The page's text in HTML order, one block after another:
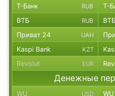
Т-Банк RUB Т-
ВТБ RUB ВТБ
Приват 24 UAH
Kaspi Bank KZT
Revolut EUR
Денежные
WU USD WU